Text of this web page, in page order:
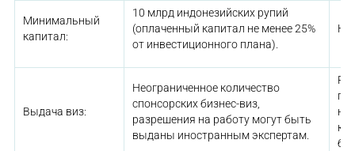
Минимальный
капитал:
10 млрд индонезийских рупий
(оплаченный капитал не менее 25%
от инвестиционного плана).
Выдача виз:
Неограниченное количество
спонсорских бизнес-виз,
разрешения на работу могут быть
выданы иностранным экспертам.